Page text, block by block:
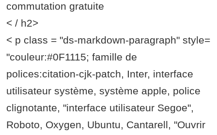
commutation gratuite
< / h2>
< p class = "ds-markdown-paragraph" style=
"couleur:#0F1115; famille de
polices:citation-cjk-patch, Inter, interface
utilisateur système, système apple, police
clignotante, "interface utilisateur Segoe",
Roboto, Oxygen, Ubuntu, Cantarell, "Ouvrir